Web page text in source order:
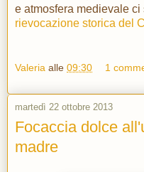
e atmosfera medievale ci
rievocazione storica del
Valeria alle 09:30 1
martedì 22 ottobre 2013
Focaccia dolce
madre